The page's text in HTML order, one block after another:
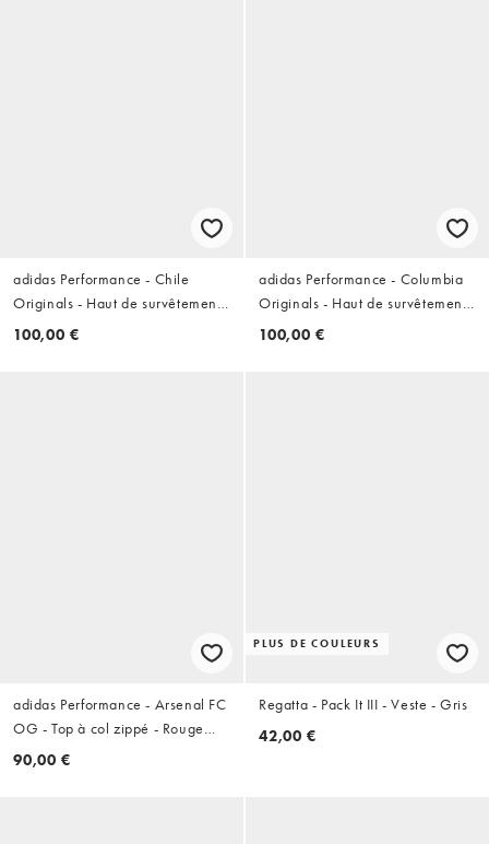
adidas Performance - Chile
Originals - Haut de survêtement -
Bliss
100,00 €
adidas Performance - Columbia
Originals - Haut de survêtement -
Bleu marine
100,00 €
adidas Performance - Arsenal FC
OG - Top à col zippé - Rouge
écarlate
90,00 €
PLUS DE COULEURS
Regatta - Pack It III - Veste - Gris
42,00 €